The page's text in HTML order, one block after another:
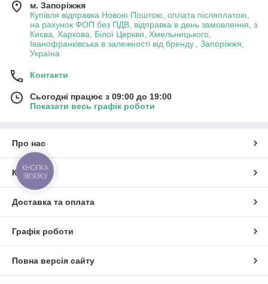
м. Запоріжжя
Купівля відправка Новою Поштою, оплата післяплатою,
на рахунок ФОП без ПДВ, відправка в день замовлення, з
Києва, Харкова, Білої Церкви, Хмельницького,
Іванофранківська в залежності від бренду., Запоріжжя,
Україна
Контакти
Сьогодні працює з 09:00 до 19:00
Показати весь графік роботи
Про нас
Контакти
Доставка та оплата
Графік роботи
Повна версія сайту
КНОПКА
ЗВ'ЯЗКУ